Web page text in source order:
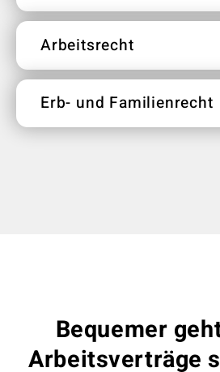
Arbeitsrecht
Erb- und Familienrecht
Bequemer
Arbeitsverträge